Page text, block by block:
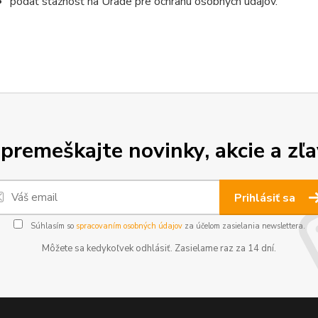
novinky, akcie a
Prihlásiť sa
Súhlasím so spracovaním osobných údajovza účelom zasielania newslettera.
Môžete sa kedykoľvek odhlásiť. Zasielame raz za 14 dní.